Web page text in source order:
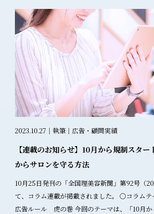
般に公開される性質上、薬機法の三要件を満た
象となる可能性が高いです。特に新商品の発表
する内容を含む場合は、承認内での表現が必要です。 Q4:
示法はBtoB広告には適用されないのでしょうか？ A4: 景品表
は一般消費者向けの表示を規制対象としている
原則として適用外です。ただし、BtoB取引で
者に影響を与える可能性がある場合は、注意が必要
内で教育用資料の位置づけを共有する最も効果的
以下の方法が効果的です： 資料に明確な用途制限を記載 定期的な
社内教育の実施 使用許可制度の導入 不適切使用の監査体制構築 ま
向け広告とは異なる複雑な判断が必要です。
下の通りです： 重要ポイント： 景品表示法はBtoB広告には適用さ
人」は「広告主以外の人」を指す広い概念 教育用資料は適切な管
ださいね。 このサイトでも「薬機法のきほん」という無料動画講
座、 「健康食品NGワードリスト」をプレゼント中です！（下部バ
ナー参照ください） 広告審査をクリアしたい！という事業者様は
ぜひお気軽にお問い合わせください。 セミナー研修やご相談はこ
ちらから 無料動画講座、NGワードリスト
しく理解できていますか？ 「またイチから教えないと」 「教育担
当者がいなくなってしまった」 「よい講座や講師を探したいが手
が回らない…」 そういったお悩みをよく耳にします。 そこで、京
都薬事広告ラボの薬事コンサルティングのサブ
ュー以上）において研修が無料で提供されるよ
をもっと知ってもらいたいと思い周知させていただ
な社内研修・講習をしてもらえるの？ 新入社員や久しく広告規制
の講座を受けていないスタッフに向けては、以
講座をさせていただいています。（２時間） EC事業者～入門編～
のケース 【最低限知っておきたい広告法規制～入門編～】（１）
法の対象 ・不当表示について（優良誤認・
広告規制） ・No.1 表示 ・ステルスマ
キャンペーンの注意点（３）薬機法の基本
象 ・薬機法上の広告の三要件 （カテゴリ
説） ① 健康食品 ② 機能性表示
2023.10.27｜執筆｜広告・顧問実績
【連載のお知らせ】10月から規制スタ
からサロンを守る方法
10月25日発刊の「全国理美容新聞」第92号（
て、コラム連載が掲載されました。 〇コラムテーマ〇 美容室の
広告ルール 虎の巻 今回のテーマは、「10月から規制スタート！